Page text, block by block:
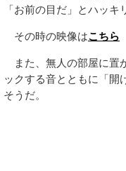
「お前の目だ」とハッキ
その時の映像はこちら
また、無人の部屋に置
ックする音とともに「開
そうだ。